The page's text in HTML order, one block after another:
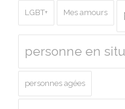
LGBT+ Mes amours
personne en
personnes agées